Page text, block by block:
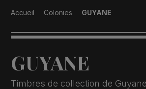
Accueil Colonies GUYANE
GUYANE
Timbres de collection de Guyane